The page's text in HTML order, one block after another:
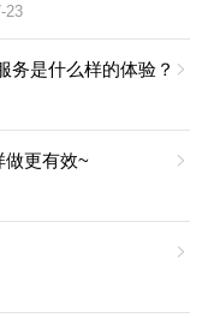
23
务是什么样的体验？
做更有效~